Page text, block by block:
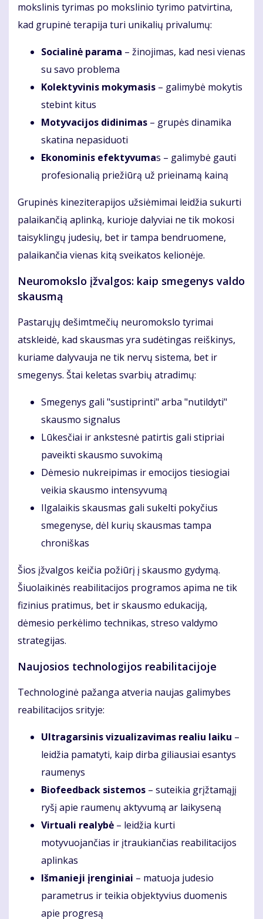
mokslinis tyrimas po mokslinio tyrimo patvirtina,
kad grupinė terapija turi unikalių privalumų:
Socialinė parama – žinojimas, kad nesi vienas
su savo problema
Kolektyvinis mokymasis – galimybė mokytis
stebint kitus
Motyvacijos didinimas – grupės dinamika
skatina nepasiduoti
Ekonominis efektyvumas – galimybė gauti
profesionalią priežiūrą už prieinamą kainą
Grupinės kineziterapijos užsiėmimai leidžia sukurti
palaikančią aplinką, kurioje dalyviai ne tik mokosi
taisyklingų judesių, bet ir tampa bendruomene,
palaikančia vienas kitą sveikatos kelionėje.
Neuromokslo įžvalgos: kaip smegenys valdo
skausmą
Pastarųjų dešimtmečių neuromokslo tyrimai
atskleidė, kad skausmas yra sudėtingas reiškinys,
kuriame dalyvauja ne tik nervų sistema, bet ir
smegenys. Štai keletas svarbių atradimų:
Smegenys gali "sustiprinti" arba "nutildyti"
skausmo signalus
Lūkesčiai ir ankstesnė patirtis gali stipriai
paveikti skausmo suvokimą
Dėmesio nukreipimas ir emocijos tiesiogiai
veikia skausmo intensyvumą
Ilgalaikis skausmas gali sukelti pokyčius
smegenyse, dėl kurių skausmas tampa
chroniškas
Šios įžvalgos keičia požiūrį į skausmo gydymą.
Šiuolaikinės reabilitacijos programos apima ne tik
fizinius pratimus, bet ir skausmo edukaciją,
dėmesio perkėlimo technikas, streso valdymo
strategijas.
Naujosios technologijos reabilitacijoje
Technologinė pažanga atveria naujas galimybes
reabilitacijos srityje:
Ultragarsinis vizualizavimas realiu laiku –
leidžia pamatyti, kaip dirba giliausiai esantys
raumenys
Biofeedback sistemos – suteikia grįžtamąjį
ryšį apie raumenų aktyvumą ar laikyseną
Virtuali realybė – leidžia kurti
motyvuojančias ir įtraukiančias reabilitacijos
aplinkas
Išmanieji įrenginiai – matuoja judesio
parametrus ir teikia objektyvius duomenis
apie progresą